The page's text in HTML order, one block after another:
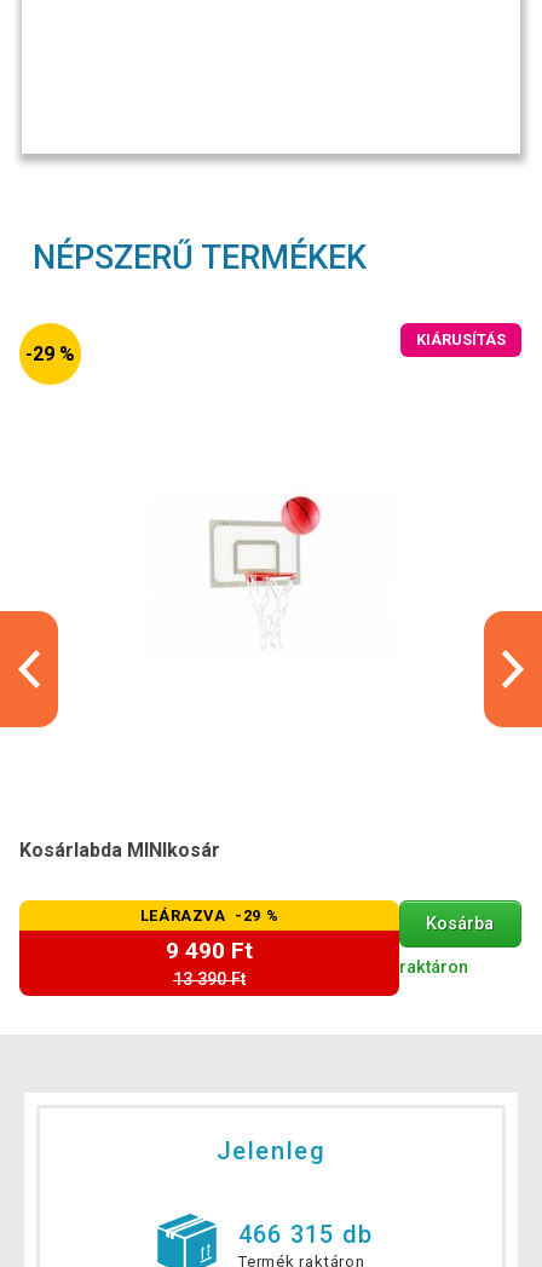
NÉPSZERŰ TERMÉKEK
-29 %
KIÁRUSÍTÁS
Kosárlabda MINIkosár
LEÁRAZVA -29 %
9 490 Ft
13 390 Ft
Kosárba
raktáron
Jelenleg
466 315 db
Termék raktáron